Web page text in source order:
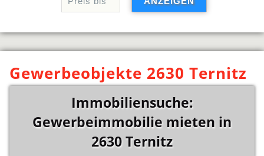
Gewerbeobjekte 2630 Ternitz
Immobiliensuche:
Gewerbeimmobilie mieten in
2630 Ternitz